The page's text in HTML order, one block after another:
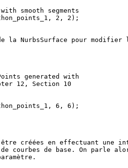
smooth segments
2, 2);
la NurbsSurface pour
generated with
12, Section 10
6, 6);
être créées en effectuant
courbes de base. On parle